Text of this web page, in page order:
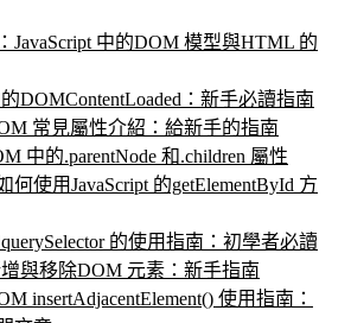
JavaScript 中的DOM 模型與HTML 的
的DOMContentLoaded：新手必讀指南
常見屬性介紹：給新手的指南
中的.parentNode 和.children 屬性
何使用JavaScript 的getElementById 方
querySelector 的使用指南：初學者必讀
增與移除DOM 元素：新手指南
insertAdjacentElement() 使用指南：